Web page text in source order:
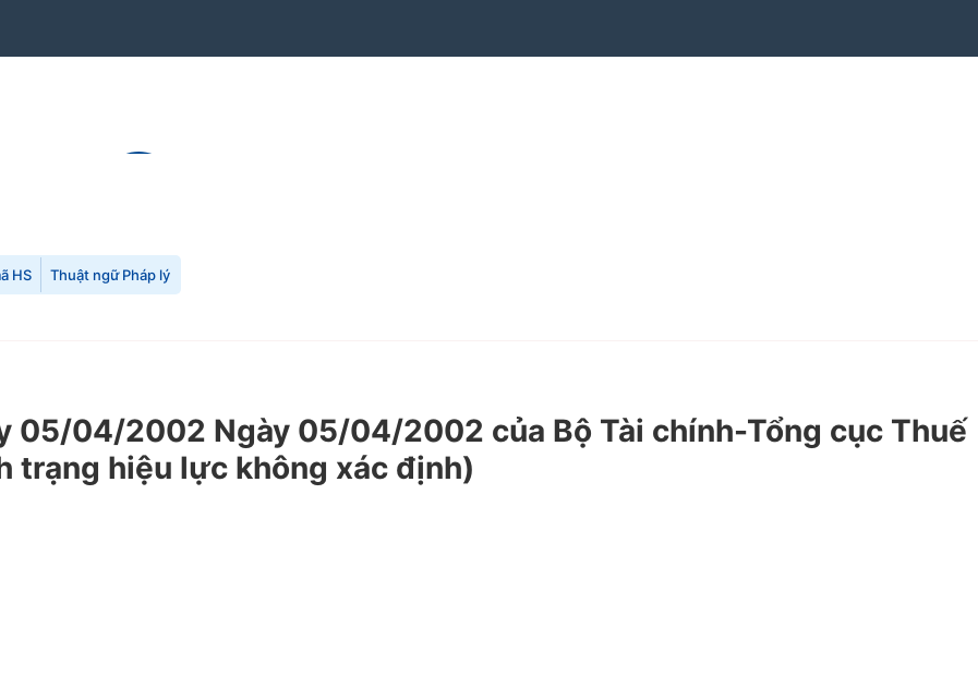
HS Thuật ngữ Pháp lý
05/04/2002 Ngày 05/04/2002 của Bộ Tài chính-Tổng cục Thuế
trạng hiệu lực không xác định)